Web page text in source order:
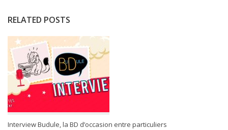
RELATED POSTS
Interview Budule, la BD d’occasion entre particuliers